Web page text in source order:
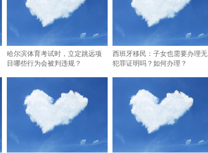
哈尔滨体育考试时，立定跳远项
目哪些行为会被判违规？
西班牙移民：子女也需要办理无
犯罪证明吗？如何办理？